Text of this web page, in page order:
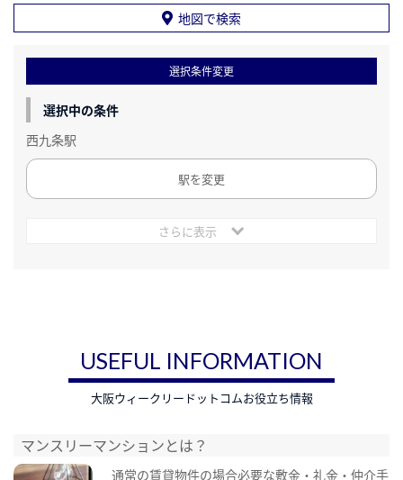
地図で検索
選択条件変更
選択中の条件
西九条駅
駅を変更
さらに表示
USEFUL INFORMATION
大阪ウィークリードットコムお役立ち情報
マンスリーマンションとは？
通常の賃貸物件の場合必要な敷金・礼金・仲介手